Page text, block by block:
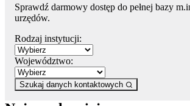
Sprawdź darmowy dostęp do pełnej bazy
urzędów.
Rodzaj instytucji:
Województwo:
Szukaj danych kontaktowych